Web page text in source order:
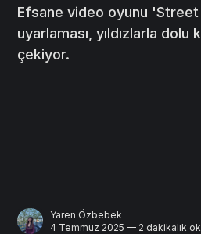
Efsane video oyunu 'Street
uyarlaması, yıldızlarla
çekiyor.
Yaren Özbebek
4 Temmuz 2025 — 2 dakikalık